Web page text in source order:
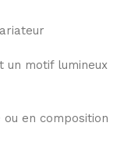
un motif lumineux
en composition